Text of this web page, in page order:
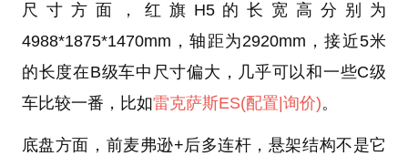
尺寸方面，红旗H5的长宽高分别为
4988*1875*1470mm，轴距为2920mm，接近5米
的长度在B级车中尺寸偏大，几乎可以和一些C级
车比较一番，比如雷克萨斯ES(配置 |询价)。
底盘方面，前麦弗逊+后多连杆，悬架结构不是它